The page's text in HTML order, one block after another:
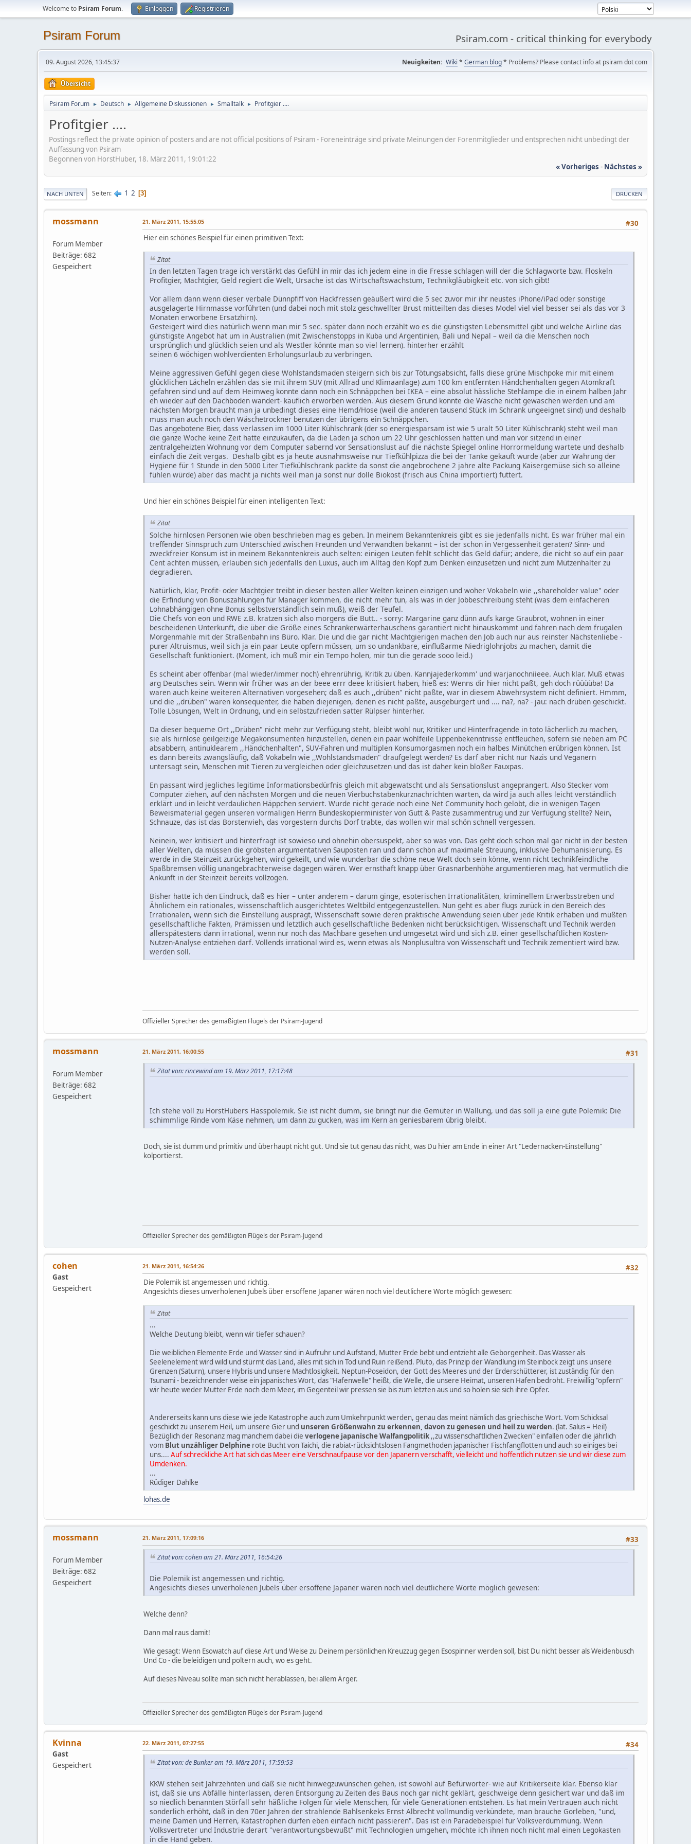
Welcome to Psiram Forum. Einloggen Registrieren
Psiram Forum Psiram.com - critical thinking for everybody
09. August 2026, 13:45:37 Neuigkeiten: Wiki * German blog* Problems? Please contact info at psiram dot com
Übersicht
Psiram Forum ► Deutsch ► Allgemeine Diskussionen ► Smalltalk ► Profitgier ....
Profitgier ....
Postings reflect the private opinion of posters and are not official positions of Psiram - Foreneinträge sind private Meinungen der Forenmitglieder und entsprechen nicht unbedingt der
Auffassung von Psiram
Begonnen von HorstHuber, 18. März 2011, 19:01:22
« Vorheriges - Nächstes »
DRUCKEN
NACH UNTEN Seiten 1 2 3
mossmann
Forum Member
Beiträge: 682
Gespeichert
#30
21. März 2011, 15:55:05
Hier ein schönes Beispiel für einen primitiven Text:
Zitat
In den letzten Tagen trage ich verstärkt das Gefühl in mir das ich jedem eine in die Fresse schlagen will der die Schlagworte bzw. Floskeln
Profitgier, Machtgier, Geld regiert die Welt, Ursache ist das Wirtschaftswachstum, Technikgläubigkeit etc. von sich gibt!
Vor allem dann wenn dieser verbale Dünnpfiff von Hackfressen geäußert wird die 5 sec zuvor mir ihr neustes iPhone/iPad oder sonstige
ausgelagerte Hirnmasse vorführten (und dabei noch mit stolz geschwellter Brust mitteilten das dieses Model viel viel besser sei als das vor 3
Monaten erworbene Ersatzhirn).
Gesteigert wird dies natürlich wenn man mir 5 sec. später dann noch erzählt wo es die günstigsten Lebensmittel gibt und welche Airline das
günstigste Angebot hat um in Australien (mit Zwischenstopps in Kuba und Argentinien, Bali und Nepal – weil da die Menschen noch
ursprünglich und glücklich seien und als Westler könnte man so viel lernen). hinterher erzählt
seinen 6 wöchigen wohlverdienten Erholungsurlaub zu verbringen.
Meine aggressiven Gefühl gegen diese Wohlstandsmaden steigern sich bis zur Tötungsabsicht, falls diese grüne Mischpoke mir mit einem
glücklichen Lächeln erzählen das sie mit ihrem SUV (mit Allrad und Klimaanlage) zum 100 km entfernten Händchenhalten gegen Atomkraft
gefahren sind und auf dem Heimweg konnte dann noch ein Schnäppchen bei IKEA – eine absolut hässliche Stehlampe die in einem halben Jahr
eh wieder auf den Dachboden wandert- käuflich erworben werden. Aus diesem Grund konnte die Wäsche nicht gewaschen werden und am
nächsten Morgen braucht man ja unbedingt dieses eine Hemd/Hose (weil die anderen tausend Stück im Schrank ungeeignet sind) und deshalb
muss man auch noch den Wäschetrockner benutzen der übrigens ein Schnäppchen.
Das angebotene Bier, dass verlassen im 1000 Liter Kühlschrank (der so energiesparsam ist wie 5 uralt 50 Liter Kühlschrank) steht weil man
die ganze Woche keine Zeit hatte einzukaufen, da die Läden ja schon um 22 Uhr geschlossen hatten und man vor sitzend in einer
zentralgeheizten Wohnung vor dem Computer sabernd vor Sensationslust auf die nächste Spiegel online Horrormeldung wartete und deshalb
einfach die Zeit vergas. Deshalb gibt es ja heute ausnahmsweise nur Tiefkühlpizza die bei der Tanke gekauft wurde (aber zur Wahrung der
Hygiene für 1 Stunde in den 5000 Liter Tiefkühlschrank packte da sonst die angebrochene 2 jahre alte Packung Kaisergemüse sich so alleine
fühlen würde) aber das macht ja nichts weil man ja sonst nur dolle Biokost (frisch aus China importiert) futtert.
Und hier ein schönes Beispiel für einen intelligenten Text:
Zitat
Solche hirnlosen Personen wie oben beschrieben mag es geben. In meinem Bekanntenkreis gibt es sie jedenfalls nicht. Es war früher mal ein
treffender Sinnspruch zum Unterschied zwischen Freunden und Verwandten bekannt – ist der schon in Vergessenheit geraten? Sinn- und
zweckfreier Konsum ist in meinem Bekanntenkreis auch selten: einigen Leuten fehlt schlicht das Geld dafür; andere, die nicht so auf ein paar
Cent achten müssen, erlauben sich jedenfalls den Luxus, auch im Alltag den Kopf zum Denken einzusetzen und nicht zum Mützenhalter zu
degradieren.
Natürlich, klar, Profit- oder Machtgier treibt in dieser besten aller Welten keinen einzigen und woher Vokabeln wie ,,shareholder value" oder
die Erfindung von Bonuszahlungen für Manager kommen, die nicht mehr tun, als was in der Jobbeschreibung steht (was dem einfacheren
Lohnabhängigen ohne Bonus selbstverständlich sein muß), weiß der Teufel.
Die Chefs von eon und RWE z.B. kratzen sich also morgens die Butt.. - sorry: Margarine ganz dünn aufs karge Graubrot, wohnen in einer
bescheidenen Unterkunft, die über die Größe eines Schrankenwärterhauschens garantiert nicht hinauskommt und fahren nach dem frugalen
Morgenmahle mit der Straßenbahn ins Büro. Klar. Die und die gar nicht Machtgierigen machen den Job auch nur aus reinster Nächstenliebe -
purer Altruismus, weil sich ja ein paar Leute opfern müssen, um so undankbare, einflußarme Niedriglohnjobs zu machen, damit die
Gesellschaft funktioniert. (Moment, ich muß mir ein Tempo holen, mir tun die gerade sooo leid.)
Es scheint aber offenbar (mal wieder/immer noch) ehrenrührig, Kritik zu üben. Kannjajederkomm' und warjanochniieee. Auch klar. Muß etwas
arg Deutsches sein. Wenn wir früher was an der beee errr deee kritisiert haben, hieß es: Wenns dir hier nicht paßt, geh doch rüüüüba! Da
waren auch keine weiteren Alternativen vorgesehen; daß es auch ,,drüben" nicht paßte, war in diesem Abwehrsystem nicht definiert. Hmmm,
und die ,,drüben" waren konsequenter, die haben diejenigen, denen es nicht paßte, ausgebürgert und .... na?, na? - jau: nach drüben geschickt.
Tolle Lösungen, Welt in Ordnung, und ein selbstzufrieden satter Rülpser hinterher.
Da dieser bequeme Ort ,,Drüben" nicht mehr zur Verfügung steht, bleibt wohl nur, Kritiker und Hinterfragende in toto lächerlich zu machen,
sie als hirnlose geilgeizige Megakonsumenten hinzustellen, denen ein paar wohlfeile Lippenbekenntnisse entfleuchen, sofern sie neben am PC
absabbern, antinuklearem ,,Händchenhalten", SUV-Fahren und multiplen Konsumorgasmen noch ein halbes Minütchen erübrigen können. Ist
es dann bereits zwangsläufig, daß Vokabeln wie ,,Wohlstandsmaden" draufgelegt werden? Es darf aber nicht nur Nazis und Veganern
untersagt sein, Menschen mit Tieren zu vergleichen oder gleichzusetzen und das ist daher kein bloßer Fauxpas.
En passant wird jegliches legitime Informationsbedürfnis gleich mit abgewatscht und als Sensationslust angeprangert. Also Stecker vom
Computer ziehen, auf den nächsten Morgen und die neuen Vierbuchstabenkurznachrichten warten, da wird ja auch alles leicht verständlich
erklärt und in leicht verdaulichen Häppchen serviert. Wurde nicht gerade noch eine Net Community hoch gelobt, die in wenigen Tagen
Beweismaterial gegen unseren vormaligen Herrn Bundeskopierminister von Gutt & Paste zusammentrug und zur Verfügung stellte? Nein,
Schnauze, das ist das Borstenvieh, das vorgestern durchs Dorf trabte, das wollen wir mal schön schnell vergessen.
Neinein, wer kritisiert und hinterfragt ist sowieso und ohnehin obersuspekt, aber so was von. Das geht doch schon mal gar nicht in der besten
aller Welten, da müssen die gröbsten argumentativen Sauposten ran und dann schön auf maximale Streuung, inklusive Dehumanisierung. Es
werde in die Steinzeit zurückgehen, wird gekeilt, und wie wunderbar die schöne neue Welt doch sein könne, wenn nicht technikfeindliche
Spaßbremsen völlig unangebrachterweise dagegen wären. Wer ernsthaft knapp über Grasnarbenhöhe argumentieren mag, hat vermutlich die
Ankunft in der Steinzeit bereits vollzogen.
Bisher hatte ich den Eindruck, daß es hier – unter anderem – darum ginge, esoterischen Irrationalitäten, kriminellem Erwerbsstreben und
Ähnlichem ein rationales, wissenschaftlich ausgerichtetes Weltbild entgegenzustellen. Nun geht es aber flugs zurück in den Bereich des
Irrationalen, wenn sich die Einstellung ausprägt, Wissenschaft sowie deren praktische Anwendung seien über jede Kritik erhaben und müßten
gesellschaftliche Fakten, Prämissen und letztlich auch gesellschaftliche Bedenken nicht berücksichtigen. Wissenschaft und Technik werden
allerspätestens dann irrational, wenn nur noch das Machbare gesehen und umgesetzt wird und sich z.B. einer gesellschaftlichen Kosten-
Nutzen-Analyse entziehen darf. Vollends irrational wird es, wenn etwas als Nonplusultra von Wissenschaft und Technik zementiert wird bzw.
werden soll.
Offizieller Sprecher des gemäßigten Flügels der Psiram-Jugend
mossmann
Forum Member
Beiträge: 682
Gespeichert
#31
21. März 2011, 16:00:55
Zitat von: rincewind am 19. März 2011, 17:17:48
Ich stehe voll zu HorstHubers Hasspolemik. Sie ist nicht dumm, sie bringt nur die Gemüter in Wallung, und das soll ja eine gute Polemik: Die
schimmlige Rinde vom Käse nehmen, um dann zu gucken, was im Kern an geniesbarem übrig bleibt.
Doch, sie ist dumm und primitiv und überhaupt nicht gut. Und sie tut genau das nicht, was Du hier am Ende in einer Art "Ledernacken-Einstellung"
kolportierst.
Offizieller Sprecher des gemäßigten Flügels der Psiram-Jugend
cohen
Gast
Gespeichert
#32
21. März 2011, 16:54:26
Die Polemik ist angemessen und richtig.
Angesichts dieses unverholenen Jubels über ersoffene Japaner wären noch viel deutlichere Worte möglich gewesen:
Zitat
...
Welche Deutung bleibt, wenn wir tiefer schauen?
Die weiblichen Elemente Erde und Wasser sind in Aufruhr und Aufstand, Mutter Erde bebt und entzieht alle Geborgenheit. Das Wasser als
Seelenelement wird wild und stürmt das Land, alles mit sich in Tod und Ruin reißend. Pluto, das Prinzip der Wandlung im Steinbock zeigt uns unsere
Grenzen (Saturn), unsere Hybris und unsere Machtlosigkeit. Neptun-Poseidon, der Gott des Meeres und der Erderschütterer, ist zuständig für den
Tsunami - bezeichnender weise ein japanisches Wort, das "Hafenwelle" heißt, die Welle, die unsere Heimat, unseren Hafen bedroht. Freiwillig "opfern"
wir heute weder Mutter Erde noch dem Meer, im Gegenteil wir pressen sie bis zum letzten aus und so holen sie sich ihre Opfer.
Andererseits kann uns diese wie jede Katastrophe auch zum Umkehrpunkt werden, genau das meint nämlich das griechische Wort. Vom Schicksal
geschickt zu unserem Heil, um unsere Gier und unseren Größenwahn zu erkennen, davon zu genesen und heil zu werden. (lat. Salus = Heil)
Bezüglich der Resonanz mag manchem dabei die verlogene japanische Walfangpolitik ,,zu wissenschaftlichen Zwecken" einfallen oder die jährlich
vom Blut unzähliger Delphine rote Bucht von Taichi, die rabiat-rücksichtslosen Fangmethoden japanischer Fischfangflotten und auch so einiges bei
uns.... Auf schreckliche Art hat sich das Meer eine Verschnaufpause vor den Japanern verschafft, vielleicht und hoffentlich nutzen sie und wir diese zum
Umdenken.
...
Rüdiger Dahlke
lohas.de
mossmann
Forum Member
Beiträge: 682
Gespeichert
#33
21. März 2011, 17:09:16
Zitat von: cohen am 21. März 2011, 16:54:26
Die Polemik ist angemessen und richtig.
Angesichts dieses unverholenen Jubels über ersoffene Japaner wären noch viel deutlichere Worte möglich gewesen:
Welche denn?
Dann mal raus damit!
Wie gesagt: Wenn Esowatch auf diese Art und Weise zu Deinem persönlichen Kreuzzug gegen Esospinner werden soll, bist Du nicht besser als Weidenbusch
Und Co - die beleidigen und poltern auch, wo es geht.
Auf dieses Niveau sollte man sich nicht herablassen, bei allem Ärger.
Offizieller Sprecher des gemäßigten Flügels der Psiram-Jugend
Kvinna
Gast
Gespeichert
#34
22. März 2011, 07:27:55
Zitat von: de Bunker am 19. März 2011, 17:59:53
KKW stehen seit Jahrzehnten und daß sie nicht hinwegzuwünschen gehen, ist sowohl auf Befürworter- wie auf Kritikerseite klar. Ebenso klar
ist, daß sie uns Abfälle hinterlassen, deren Entsorgung zu Zeiten des Baus noch gar nicht geklärt, geschweige denn gesichert war und daß im
so niedlich benannten Störfall sehr häßliche Folgen für viele Menschen, für viele Generationen entstehen. Es hat mein Vertrauen auch nicht
sonderlich erhöht, daß in den 70er Jahren der strahlende Bahlsenkeks Ernst Albrecht vollmundig verkündete, man brauche Gorleben, "und,
meine Damen und Herren, Katastrophen dürfen eben einfach nicht passieren". Das ist ein Paradebeispiel für Volksverdummung. Wenn
Volksvertreter und Industrie derart "verantwortungsbewußt" mit Technologien umgehen, möchte ich ihnen noch nicht mal einen Legokasten
in die Hand geben.